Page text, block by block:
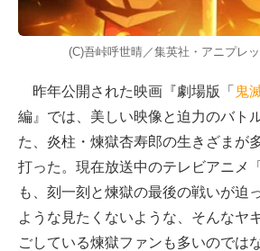
(C)吾峠呼世晴／集英社・アニプレ
昨年公開された映画『劇場版「 鬼
編』では、美しい映像と迫力のバト
た、炎柱・煉獄杏寿郎の生きざまが
打った。現在放送中のテレビアニメ
も、刻一刻と煉獄の最後の戦いが迫
ような見たくないような、そんなヤ
ごしている煉獄ファンも多いのでは